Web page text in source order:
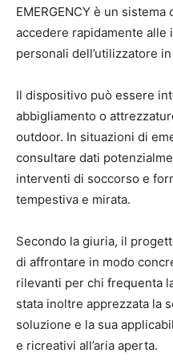
EMERGENCY è un
accedere rapidamente alle
personali dell’utilizzatore
Il dispositivo può essere
abbigliamento o
outdoor. In situazioni di
consultare dati
interventi di soccorso e
tempestiva e mirata.
Secondo la giuria, il
di affrontare in modo
rilevanti per chi frequenta
stata inoltre apprezzata la
soluzione e la sua
e ricreativi all’aria aperta.